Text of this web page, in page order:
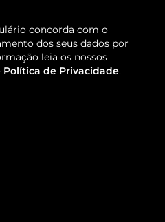
concorda com o
dos seus dados por
leia os nossos
Política de Privacidade.